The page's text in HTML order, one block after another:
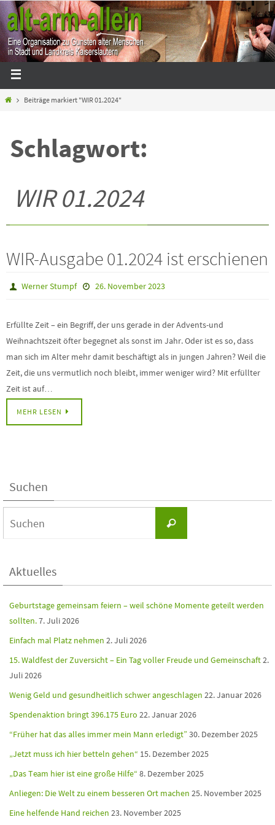
Beiträge markiert "WIR 01.2024"
Schlagwort:
WIR 01.2024
WIR-Ausgabe 01.2024 ist erschienen
Werner Stumpf 26. November 2023
Erfüllte Zeit – ein Begriff, der uns gerade in der Advents-und
Weihnachtszeit öfter begegnet als sonst im Jahr. Oder ist es so, dass
man sich im Alter mehr damit beschäftigt als in jungen Jahren? Weil die
Zeit, die uns vermutlich noch bleibt, immer weniger wird? Mit erfüllter
Zeit ist auf…
MEHR LESEN
Suchen
Aktuelles
Geburtstage gemeinsam feiern – weil schöne Momente geteilt werden
sollten.7. Juli 2026
Einfach mal Platz nehmen 2. Juli 2026
15. Waldfest der Zuversicht – Ein Tag voller Freude und Gemeinschaft2.
Juli 2026
Wenig Geld und gesundheitlich schwer angeschlagen 22. Januar 2026
Spendenaktion bringt 396.175 Euro 22. Januar 2026
“Früher hat das alles immer mein Mann erledigt” 30. Dezember 2025
„Jetzt muss ich hier betteln gehen“ 15. Dezember 2025
„Das Team hier ist eine große Hilfe“ 8. Dezember 2025
Anliegen: Die Welt zu einem besseren Ort machen 25. November 2025
Eine helfende Hand reichen 23. November 2025